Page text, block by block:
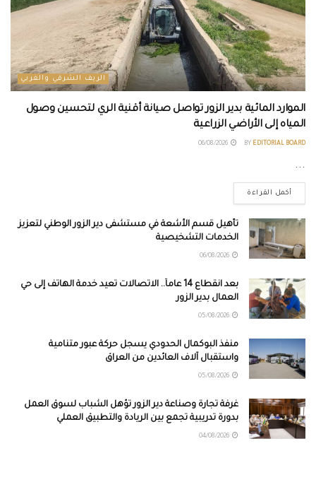
الريف الشرقي والغربي
الموارد المائية بدير الزور تواصل صيانة أقنية الري لتحسين وصول
المياه إلى الأراضي الزراعية
BY EDITORIAL BOARD
...
أكمل القراءة
تأهيل قسم الأشعة في مستشفى دير الزور الوطني لتعزيز
الخدمات التشخيصية
بعد انقطاع 14 عاماً.. الاتصالات تعيد خدمة الهاتف إلى حي
العمال بدير الزور
منفذ البوكمال الحدودي يسجل حركة عبور متنامية
واستقبال آلاف العائدين من العراق
غرفة تجارة وصناعة دير الزور تؤهل الشباب لسوق العمل
بدورة تدريبية تجمع بين الريادة والتطبيق العملي